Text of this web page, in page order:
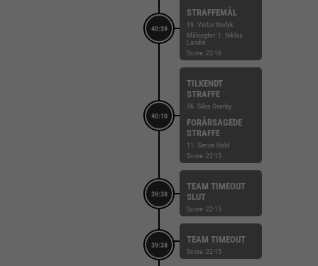
40:39
STRAFFEMÅL
19. Victor Norlyk
Målvogter: 1. Niklas
Landin
Score: 22-16
40:10
TILKENDT
STRAFFE
36. Silas Overby
FORÅRSAGEDE
STRAFFE
11. Simon Hald
Score: 22-15
39:38
TEAM TIMEOUT
SLUT
Score: 22-15
39:38
TEAM TIMEOUT
Score: 22-15